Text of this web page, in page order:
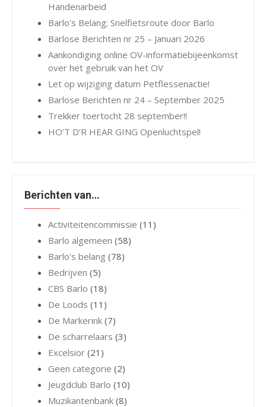
Handenarbeid
Barlo’s Belang; Snelfietsroute door Barlo
Barlose Berichten nr 25 – Januari 2026
Aankondiging online OV-informatiebijeenkomst
over het gebruik van het OV
Let op wijziging datum Petflessenactie!
Barlose Berichten nr 24 – September 2025
Trekker toertocht 28 september!!
HO’T D’R HEAR GING Openluchtspel!
Berichten van…
Activiteitencommissie (11)
Barlo algemeen (58)
Barlo's belang (78)
Bedrijven (5)
CBS Barlo (18)
De Loods (11)
De Markerink (7)
De scharrelaars (3)
Excelsior (21)
Geen categorie (2)
Jeugdclub Barlo (10)
Muzikantenbank (8)